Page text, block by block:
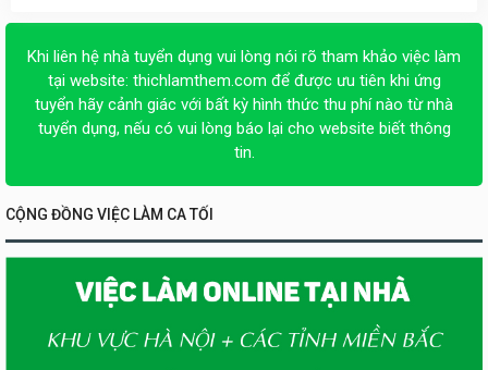
Khi liên hệ nhà tuyển dụng vui lòng nói rõ tham khảo việc làm
tại website: thichlamthem.com để được ưu tiên khi ứng
tuyển hãy cảnh giác với bất kỳ hình thức thu phí nào từ nhà
tuyển dụng, nếu có vui lòng báo lại cho website biết thông
tin.
CỘNG ĐỒNG VIỆC LÀM CA TỐI